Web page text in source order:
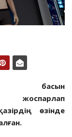
басын
өзінде